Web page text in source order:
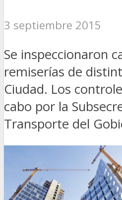
3 septiembre 2015
Se inspeccionaron
remiserías de
Ciudad. Los
cabo por la
Transporte del